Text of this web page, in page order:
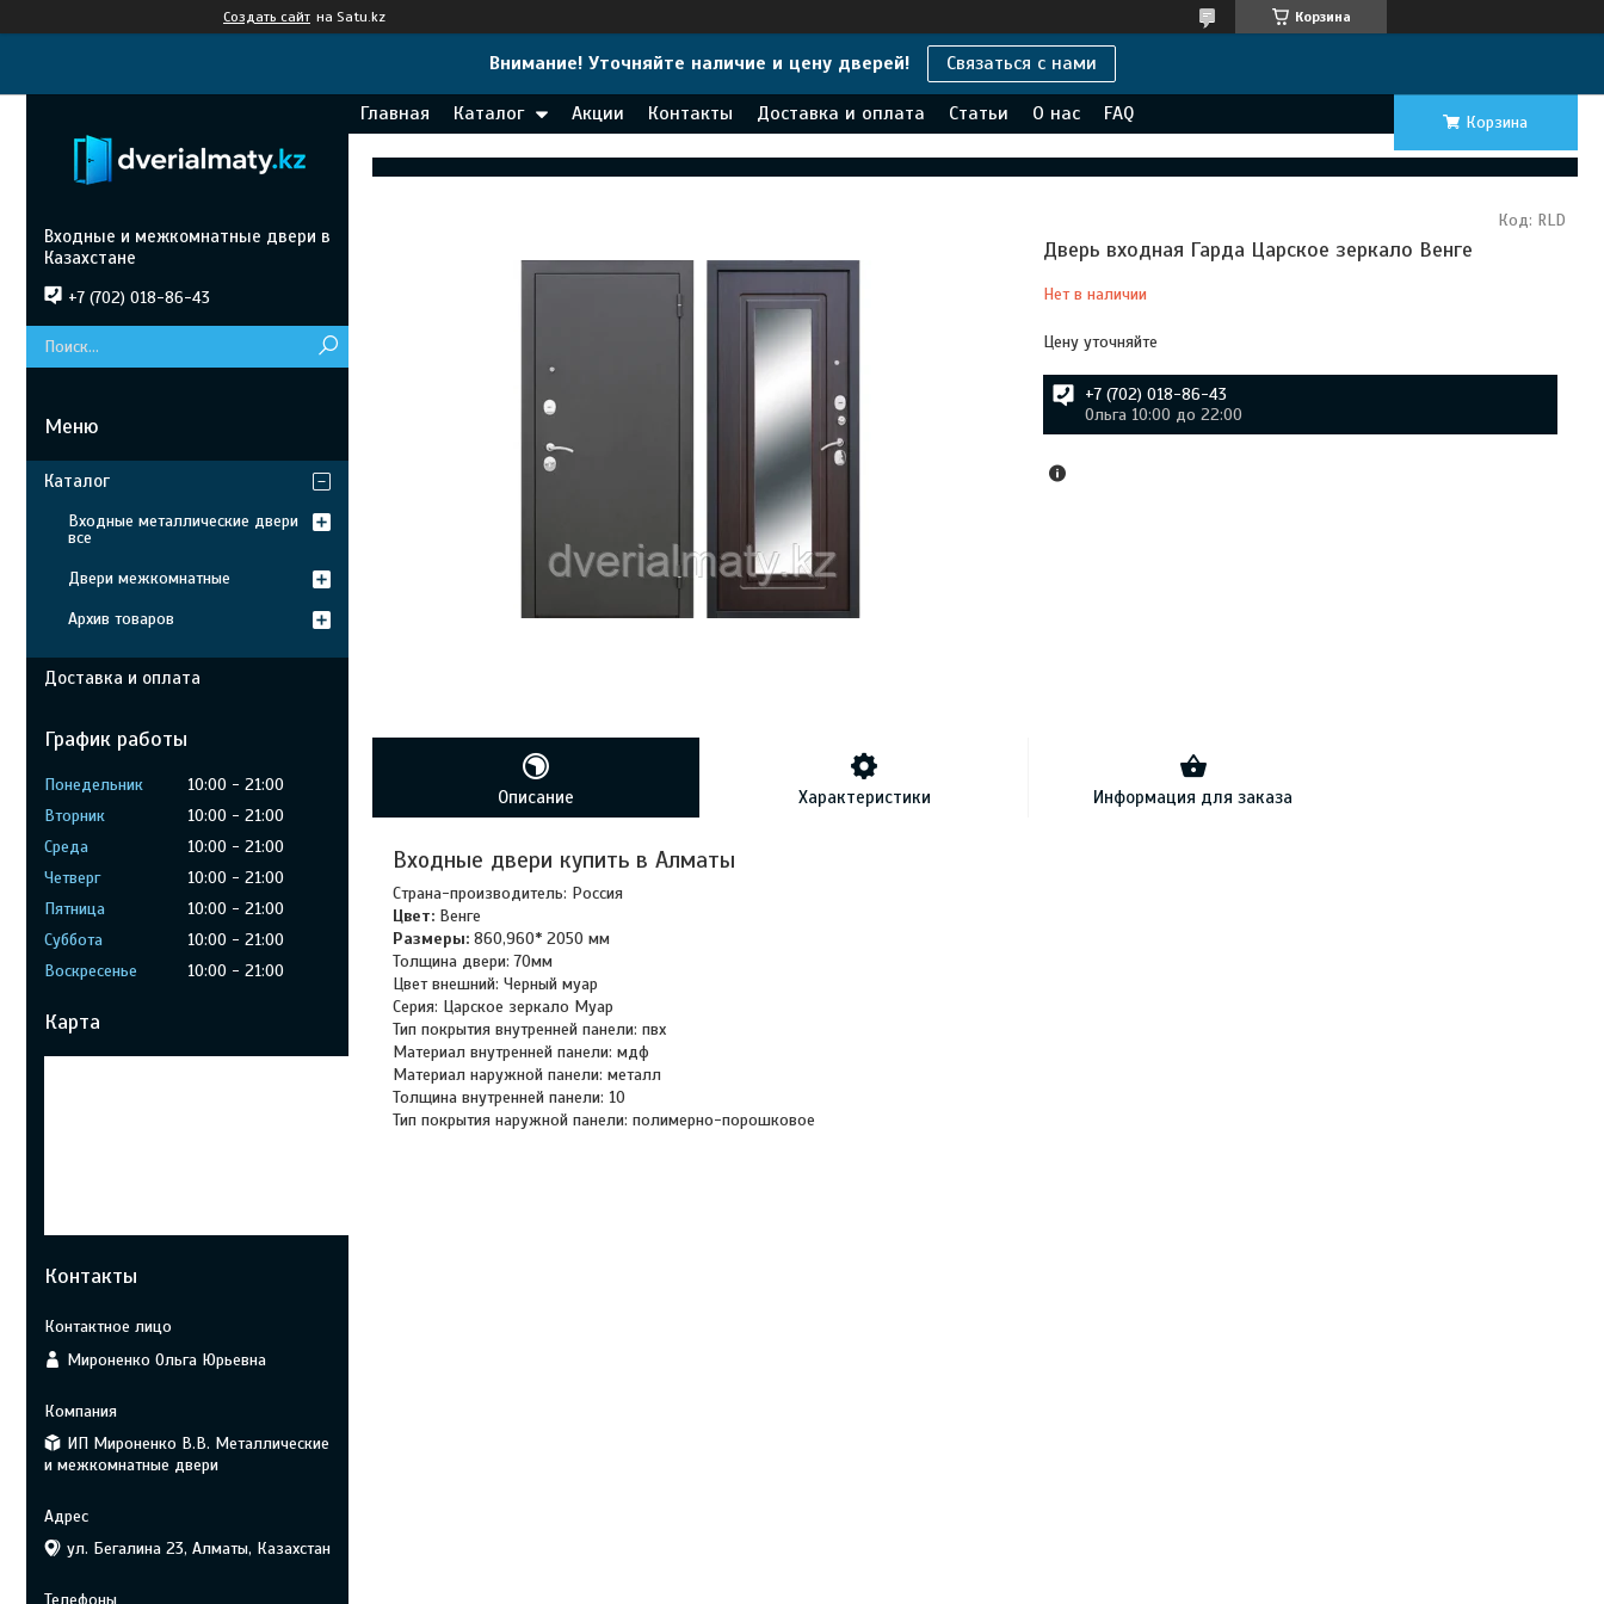
Создать сайт на Satu.kz Корзина
Внимание! Уточняйте наличие и цену дверей! Связаться с нами
Главная Каталог Акции Контакты Доставка и оплата Статьи О нас FAQ Корзина
Дверь входная Гарда Царское зеркало Венге
Нет в наличии
Код: RLD
Цену уточняйте
+7 (702) 018-86-43
Ольга 10:00 до 22:00
Описание Характеристики Информация для заказа
Входные двери купить в Алматы
Страна-производитель: Россия
Цвет: Венге
Размеры: 860,960* 2050 мм
Толщина двери: 70мм
Цвет внешний: Черный муар
Серия: Царское зеркало Муар
Тип покрытия внутренней панели: пвх
Материал внутренней панели: мдф
Материал наружной панели: металл
Толщина внутренней панели: 10
Тип покрытия наружной панели: полимерно-порошковое
Входные и межкомнатные двери в
Казахстане
+7 (702) 018-86-43
Каталог
Входные металлические двери
все
Двери межкомнатные
Архив товаров
Доставка и оплата
График работы
Понедельник 10:00
21:00
Вторник
10:00
21:00
Среда
10:00
21:00
Четверг
10:00
21:00
Пятница
10:00
21:00
Суббота
10:00
21:00
Воскресенье
10:00 21:00
Карта
Контакты
Мироненко Ольга Юрьевна
ИП Мироненко В.В. Металлические
и межкомнатные двери
ул. Бегалина 23, Алматы, Казахстан